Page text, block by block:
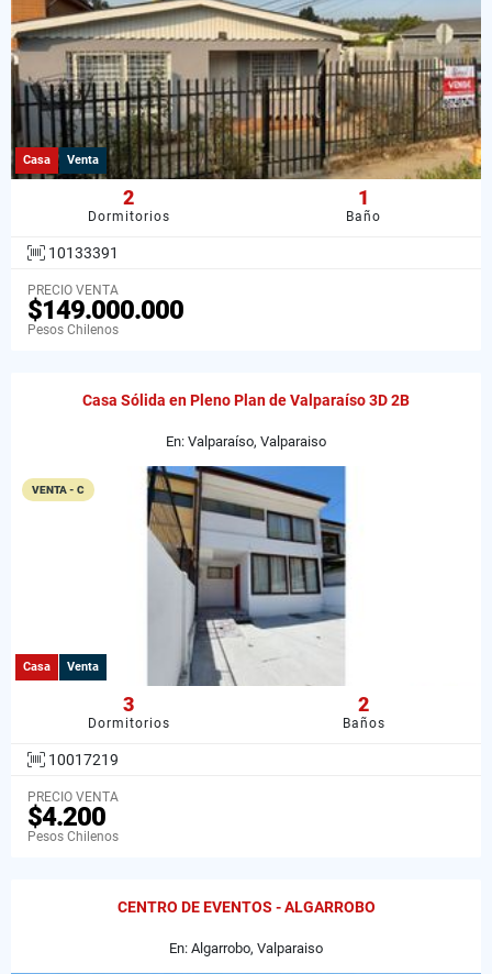
Casa Venta
2
Dormitorios
1
Baño
10133391
PRECIO VENTA
$149.000.000
Pesos Chilenos
Casa Sólida en Pleno Plan de Valparaíso 3D 2B
En: Valparaíso, Valparaiso
VENTA - C
Casa Venta
3
Dormitorios
2
Baños
10017219
PRECIO VENTA
$4.200
Pesos Chilenos
CENTRO DE EVENTOS - ALGARROBO
En: Algarrobo, Valparaiso